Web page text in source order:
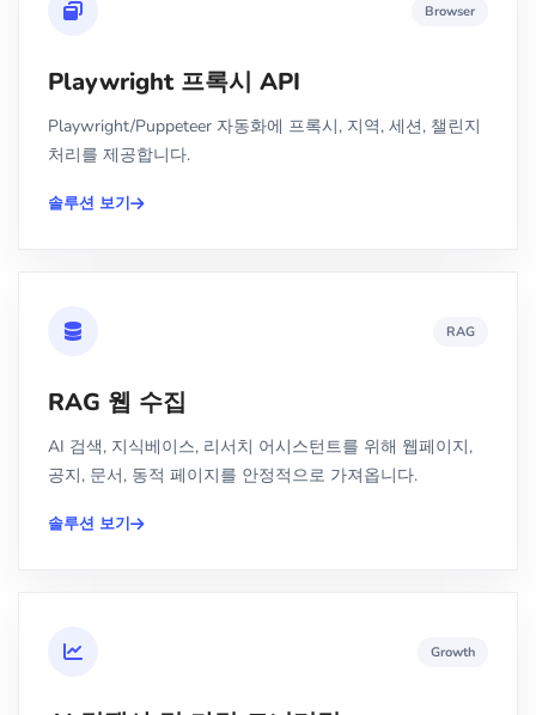
Browser
Playwright 프록시 API
Playwright/Puppeteer 자동화에 프록시, 지역, 세션, 챌린지
처리를 제공합니다.
솔루션 보기
RAG
RAG 웹 수집
AI 검색, 지식베이스, 리서치 어시스턴트를 위해 웹페이지,
공지, 문서, 동적 페이지를 안정적으로 가져옵니다.
솔루션 보기
Growth